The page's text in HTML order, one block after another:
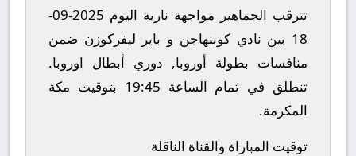
تترقب الجماهير مواجهة نارية اليوم 2025-09-
18 بين نادي كوبنهاجن و باير ليفركوزن ضمن
منافسات بطولة أوروبا, دوري أبطال اوروبا.
تنطلق في تمام الساعة 19:45 بتوقيت مكة
المكرمة.
توقيت المباراة والقناة الناقلة